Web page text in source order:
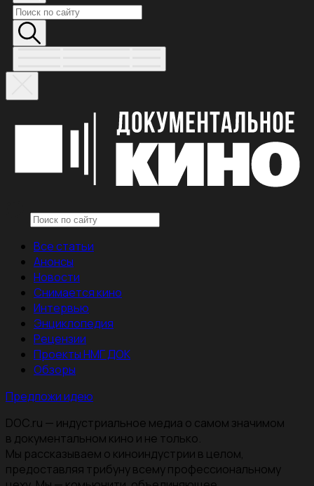
Все статьи
Анонсы
Новости
Снимается кино
Интервью
Энциклопедия
Рецензии
Проекты НМГ ДОК
Обзоры
Предложи идею
DOC.ru — индустриальное медиа о самом значимом
в документальном кино и не только.
Мы рассказываем о киноиндустрии в целом,
предоставляя трибуну всему профессиональному